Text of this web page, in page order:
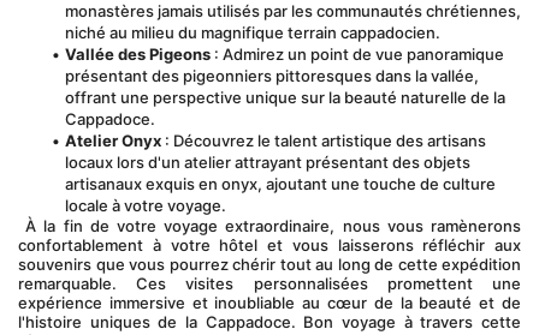
monastères jamais utilisés par les communautés chrétiennes,
niché au milieu du magnifique terrain cappadocien.
Vallée des Pigeons : Admirez un point de vue panoramique
présentant des pigeonniers pittoresques dans la vallée,
offrant une perspective unique sur la beauté naturelle de la
Cappadoce.
Atelier Onyx : Découvrez le talent artistique des artisans
locaux lors d'un atelier attrayant présentant des objets
artisanaux exquis en onyx, ajoutant une touche de culture
locale à votre voyage.
À la fin de votre voyage extraordinaire, nous vous ramènerons
confortablement à votre hôtel et vous laisserons réfléchir aux
souvenirs que vous pourrez chérir tout au long de cette expédition
remarquable. Ces visites personnalisées promettent une
expérience immersive et inoubliable au cœur de la beauté et de
l'histoire uniques de la Cappadoce. Bon voyage à travers cette